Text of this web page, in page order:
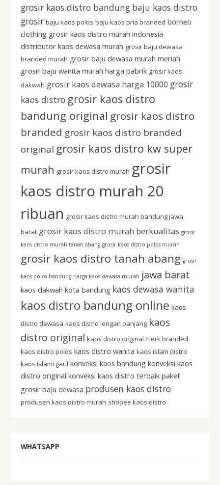
grosir kaos distro bandung baju kaos distro
grosir baju kaos polos baju kaos pria branded borneo
clothing grosir kaos distro murah indonesia
distributor kaos dewasa murah grosir baju dewasa
branded murah grosir baju dewasa murah meriah
grosir baju wanita murah harga pabrik grosir kaos
dakwah grosir kaos dewasa harga 10000 grosir
kaos distro grosir kaos distro
bandung original grosir kaos distro
branded grosir kaos distro branded
original grosir kaos distro kw super
murah grosir kaos distro murah grosir
kaos distro murah 20
ribuan grosir kaos distro murah bandung jawa
barat grosir kaos distro murah berkualitas grosir
kaos distro murah tanah abang grosir kaos distro polos murah
grosir kaos distro tanah abang grosir
kaos polos bandung harga kaos dewasa murah jawa barat
kaos dakwah kota bandung kaos dewasa wanita
kaos distro bandung online kaos
distro dewasa kaos distro lengan panjang kaos
distro original kaos distro original merk branded
kaos distro polos kaos distro wanita kaos islam distro
kaos islami gaul konveksi kaos bandung konveksi kaos
distro original konveksi kaos distro terbaik paket
grosir baju dewasa produsen kaos distro
produsen kaos distro murah shopee kaos distro
WHATSAPP